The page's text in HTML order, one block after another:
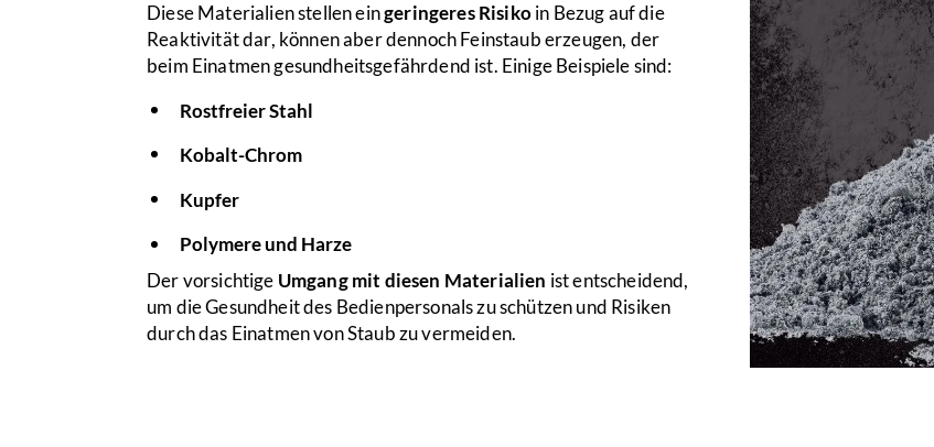
Diese Materialien stellen eingeringeres Risikoin Bezug auf die
Reaktivität dar, können aber dennoch Feinstaub erzeugen, der
beim Einatmen gesundheitsgefährdend ist. Einige Beispiele sind:
Rostfreier Stahl
Kobalt-Chrom
Kupfer
Polymere und Harze
Der vorsichtige Umgang mit diesen Materialien ist entscheidend,
um die Gesundheit des Bedienpersonals zu schützen und Risiken
durch das Einatmen von Staub zu vermeiden.